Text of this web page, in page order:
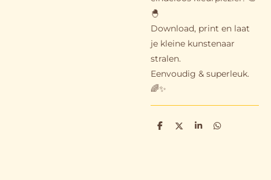
🐣
Download, print en laat
je kleine kunstenaar
stralen.
Eenvoudig & superleuk.
🌈✨
D
D
S
D